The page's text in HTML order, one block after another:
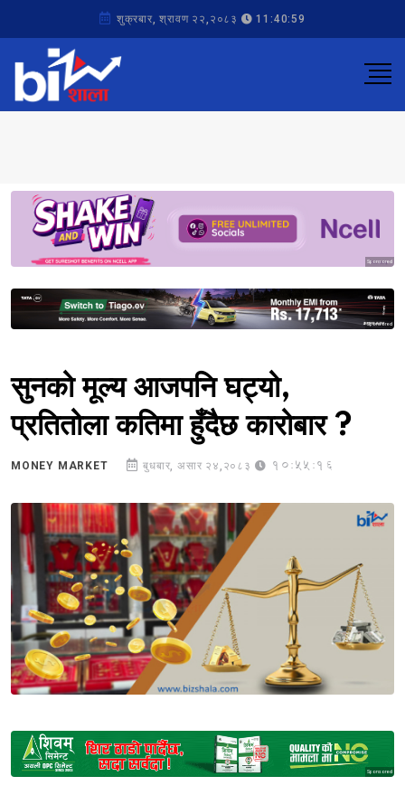
शुक्रबार, श्रावण २२,२०८३ 11:40:59
Sponsored
Sponsored
सुनको मूल्य आजपनि घट्यो,
प्रतितोला कतिमा हुँदैछ कारोबार ?
MONEY MARKET बुधबार, असार २४,२०८३ 10:55:16
Sponsored